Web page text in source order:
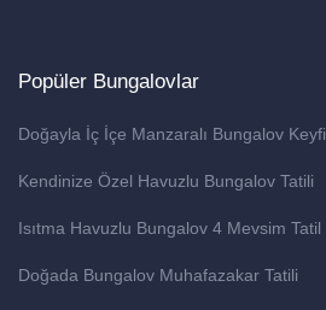
Popüler Bungalovlar
Doğayla İç İçe Manzaralı Bungalov Keyfi
Kendinize Özel Havuzlu Bungalov Tatili
Isıtma Havuzlu Bungalov 4 Mevsim Tatil
Doğada Bungalov Muhafazakar Tatili